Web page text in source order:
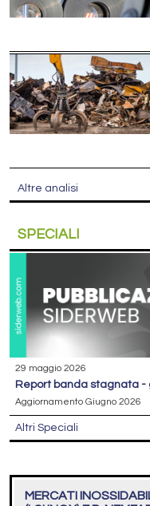
Altre analisi
SPECIALI
29 maggio 2026
report banda stagnata -
Aggiornamento Giugno 2026
Altri Speciali
MERCATI